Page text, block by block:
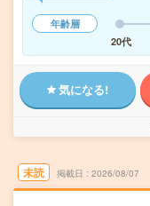
年齢層
20代
気になる!
未読 掲載日 2026/08/07